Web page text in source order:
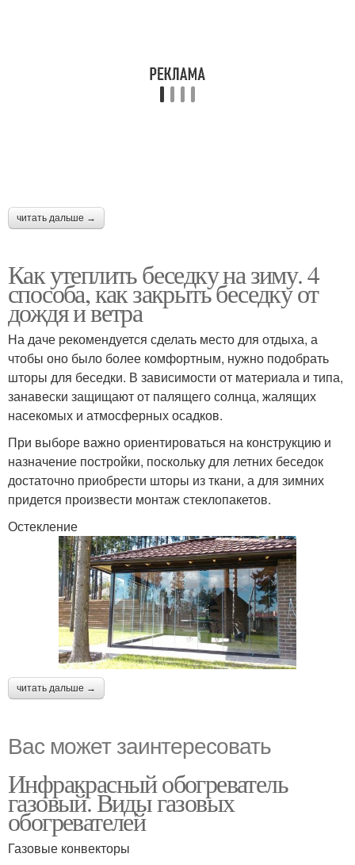
читать дальше →
Как утеплить беседку на зиму. 4
способа, как закрыть беседку от
дождя и ветра
На даче рекомендуется сделать место для отдыха, а
чтобы оно было более комфортным, нужно подобрать
шторы для беседки. В зависимости от материала и типа,
занавески защищают от палящего солнца, жалящих
насекомых и атмосферных осадков.
При выборе важно ориентироваться на конструкцию и
назначение постройки, поскольку для летних беседок
достаточно приобрести шторы из ткани, а для зимних
придется произвести монтаж стеклопакетов.
Остекление
читать дальше →
Вас может заинтересовать
Инфракрасный обогреватель
газовый. Виды газовых
обогревателей
Газовые конвекторы